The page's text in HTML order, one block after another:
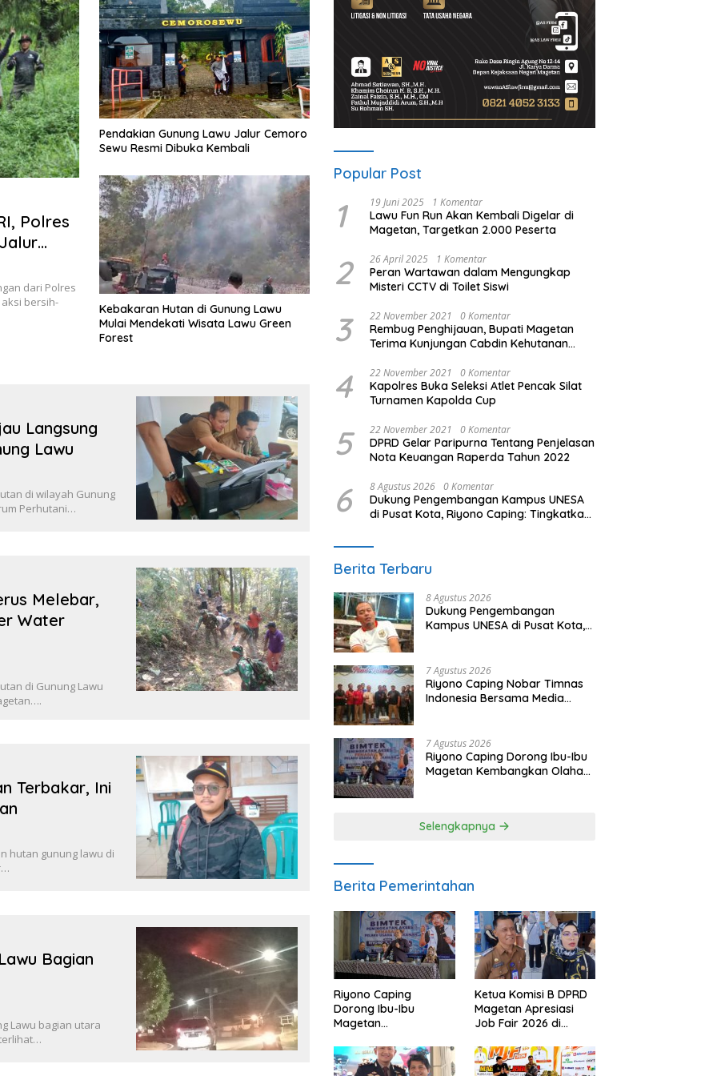
Polres
dari Polres
bersih-
Pendakian Gunung Lawu Jalur Cemoro
Sewu Resmi Dibuka Kembali
Kebakaran Hutan di Gunung Lawu
Mulai Mendekati Wisata Lawu Green
Forest
Langsung
Lawu
di wilayah Gunung
Perhutani…
Melebar,
Water
di Gunung Lawu
Terbakar, Ini
hutan gunung lawu di
Bagian
Lawu bagian utara
Popular Post
1 19 Juni 2025 1 Komentar
Lawu Fun Run Akan Kembali Digelar di
Magetan, Targetkan 2.000 Peserta
2 26 April 2025 1 Komentar
Peran Wartawan dalam Mengungkap
Misteri CCTV di Toilet Siswi
3 22 November 2021 0 Komentar
Rembug Penghijauan, Bupati Magetan
Terima Kunjungan Cabdin Kehutanan
4 22 November 2021 0 Komentar
Kapolres Buka Seleksi Atlet Pencak Silat
Turnamen Kapolda Cup
5 22 November 2021 0 Komentar
DPRD Gelar Paripurna Tentang Penjelasan
Nota Keuangan Raperda Tahun 2022
6 8 Agustus 2026 0 Komentar
Dukung Pengembangan Kampus UNESA
di Pusat Kota, Riyono Caping: Tingkatkan
Berita Terbaru
8 Agustus 2026
Dukung Pengembangan
Kampus UNESA di Pusat Kota,
Magetan
7 Agustus 2026
Riyono Caping Nobar Timnas
Indonesia Bersama Media
7 Agustus 2026
Riyono Caping Dorong Ibu-Ibu
Magetan Kembangkan Olahan
Selengkapnya
Berita Pemerintahan
Riyono Caping
Dorong Ibu-Ibu
Magetan
Ikan, Perkuat Budaya
Gemar Makan Ikan
Ketua Komisi B DPRD
Magetan Apresiasi
Job Fair 2026 di
Anggaran